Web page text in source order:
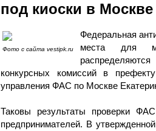
под киоски в Москве
Фото с сайта vestipk.ru
Федеральная
места для
конкурсных комиссий в
управления ФАС по Москве
Таковы результаты проверки
предпринимателей. В